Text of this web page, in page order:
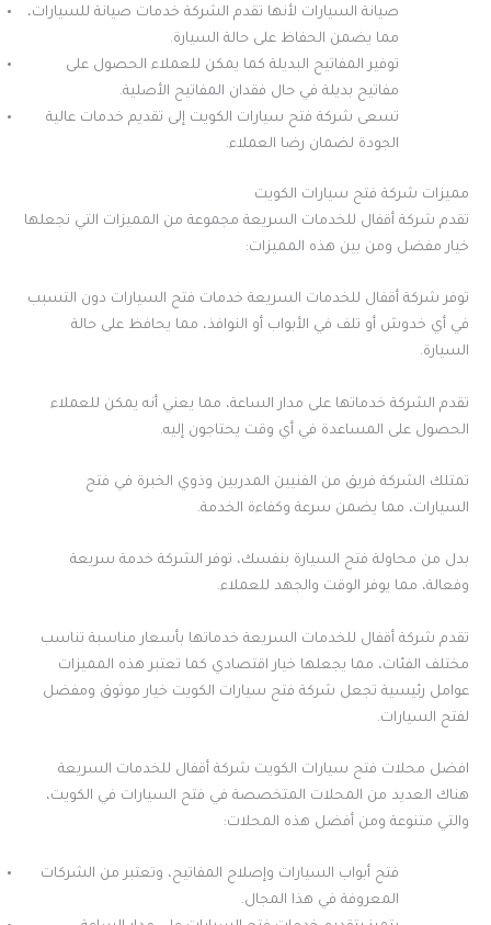
صيانة السيارات لأنها تقدم الشركة خدمات صيانة للسيارات،
مما يضمن الحفاظ على حالة السيارة.
توفير المفاتيح البديلة كما يمكن للعملاء الحصول على
مفاتيح بديلة في حال فقدان المفاتيح الأصلية.
تسعى شركة فتح سيارات الكويت إلى تقديم خدمات عالية
الجودة لضمان رضا العملاء.
مميزات شركة فتح سيارات الكويت
تقدم شركة أقفال للخدمات السريعة مجموعة من المميزات التي تجعلها
خيار مفضل ومن بين هذه المميزات:
توفر شركة أقفال للخدمات السريعة خدمات فتح السيارات دون التسبب
في أي خدوش أو تلف في الأبواب أو النوافذ، مما يحافظ على حالة
السيارة.
تقدم الشركة خدماتها على مدار الساعة، مما يعني أنه يمكن للعملاء
الحصول على المساعدة في أي وقت يحتاجون إليه.
تمتلك الشركة فريق من الفنيين المدربين وذوي الخبرة في فتح
السيارات، مما يضمن سرعة وكفاءة الخدمة.
بدل من محاولة فتح السيارة بنفسك، توفر الشركة خدمة سريعة
وفعالة، مما يوفر الوقت والجهد للعملاء.
تقدم شركة أقفال للخدمات السريعة خدماتها بأسعار مناسبة تناسب
مختلف الفئات، مما يجعلها خيار اقتصادي كما تعتبر هذه المميزات
عوامل رئيسية تجعل شركة فتح سيارات الكويت خيار موثوق ومفضل
لفتح السيارات.
افضل محلات فتح سيارات الكويت شركة أقفال للخدمات السريعة
هناك العديد من المحلات المتخصصة في فتح السيارات في الكويت،
والتي متنوعة ومن أفضل هذه المحلات:
فتح أبواب السيارات وإصلاح المفاتيح، وتعتبر من الشركات
المعروفة في هذا المجال.